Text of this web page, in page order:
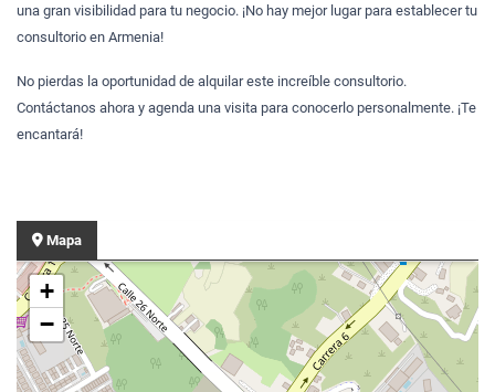
una gran visibilidad para tu negocio. ¡No hay mejor lugar para establecer tu
consultorio en Armenia!
No pierdas la oportunidad de alquilar este increíble consultorio.
Contáctanos ahora y agenda una visita para conocerlo personalmente. ¡Te
encantará!
Mapa
+
−